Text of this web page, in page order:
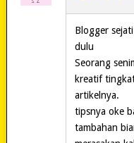
Blogger
dulu
Seorang
kreatif
artikelnya.
tipsnya oke
tambahan